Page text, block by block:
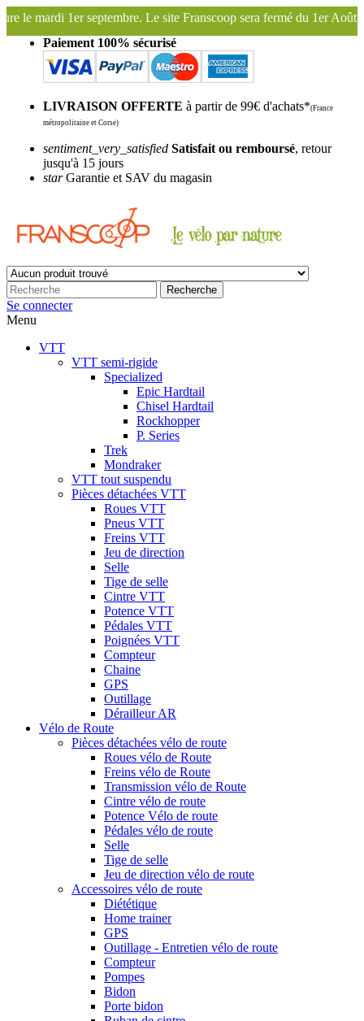
Le site Franscoop sera fermé du 1er Août au 27 Août
Paiement 100% sécurisé
LIVRAISON OFFERTE à partir de 99€ d'achats*(France
métropolitaine et Corse)
sentiment_very_satisfied Satisfait ou remboursé, retour
jusqu'à 15 jours
starGarantie et SAV du magasin
Recherche
Se connecter
Menu
VTT
VTT semi-rigide
Specialized
Epic Hardtail
Chisel Hardtail
Rockhopper
P. Series
Trek
Mondraker
VTT tout suspendu
Pièces détachées VTT
Roues VTT
Pneus VTT
Freins VTT
Jeu de direction
Selle
Tige de selle
Cintre VTT
Potence VTT
Pédales VTT
Poignées VTT
Compteur
Chaine
GPS
Outillage
Dérailleur AR
Vélo de Route
Pièces détachées vélo de route
Roues vélo de Route
Freins vélo de Route
Transmission vélo de Route
Cintre vélo de route
Potence Vélo de route
Pédales vélo de route
Selle
Tige de selle
Jeu de direction vélo de route
Accessoires vélo de route
Diététique
Home trainer
GPS
Outillage - Entretien vélo de route
Compteur
Pompes
Bidon
Porte bidon